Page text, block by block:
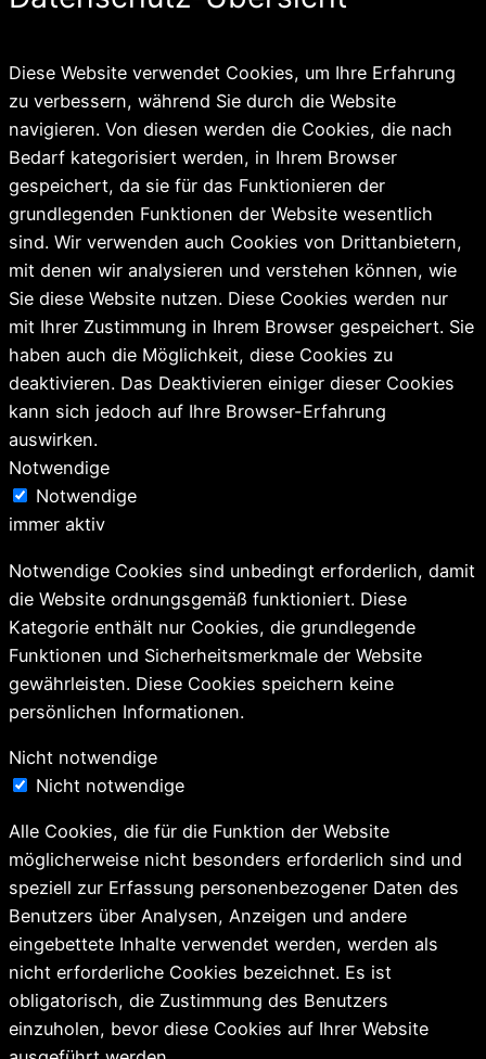
Diese Website verwendet Cookies, um Ihre Erfahrung
zu verbessern, während Sie durch die Website
navigieren. Von diesen werden die Cookies, die nach
Bedarf kategorisiert werden, in Ihrem Browser
gespeichert, da sie für das Funktionieren der
grundlegenden Funktionen der Website wesentlich
sind. Wir verwenden auch Cookies von Drittanbietern,
mit denen wir analysieren und verstehen können, wie
Sie diese Website nutzen. Diese Cookies werden nur
mit Ihrer Zustimmung in Ihrem Browser gespeichert. Sie
haben auch die Möglichkeit, diese Cookies zu
deaktivieren. Das Deaktivieren einiger dieser Cookies
kann sich jedoch auf Ihre Browser-Erfahrung
auswirken.
Notwendige
Notwendige
immer aktiv
Notwendige Cookies sind unbedingt erforderlich, damit
die Website ordnungsgemäß funktioniert. Diese
Kategorie enthält nur Cookies, die grundlegende
Funktionen und Sicherheitsmerkmale der Website
gewährleisten. Diese Cookies speichern keine
persönlichen Informationen.
Nicht notwendige
Nicht notwendige
Alle Cookies, die für die Funktion der Website
möglicherweise nicht besonders erforderlich sind und
speziell zur Erfassung personenbezogener Daten des
Benutzers über Analysen, Anzeigen und andere
eingebettete Inhalte verwendet werden, werden als
nicht erforderliche Cookies bezeichnet. Es ist
obligatorisch, die Zustimmung des Benutzers
einzuholen, bevor diese Cookies auf Ihrer Website